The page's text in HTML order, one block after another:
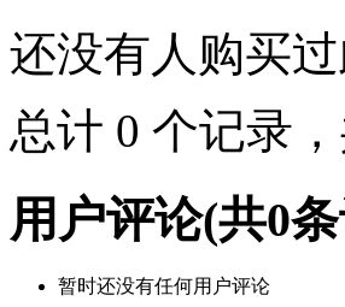
还没有人购买
总计 0 个记录
用户评论(共0
暂时还没有任何用户评论